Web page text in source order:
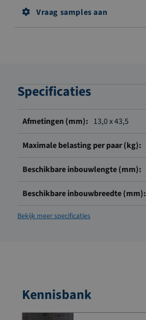
Vraag samples aan
Specificaties
informatie
13,0 x 43,5
Bekijk meer specificaties
Kennisbank